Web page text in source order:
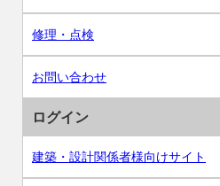
修理・点検
お問い合わせ
ログイン
建築・設計関係者様向けサイト